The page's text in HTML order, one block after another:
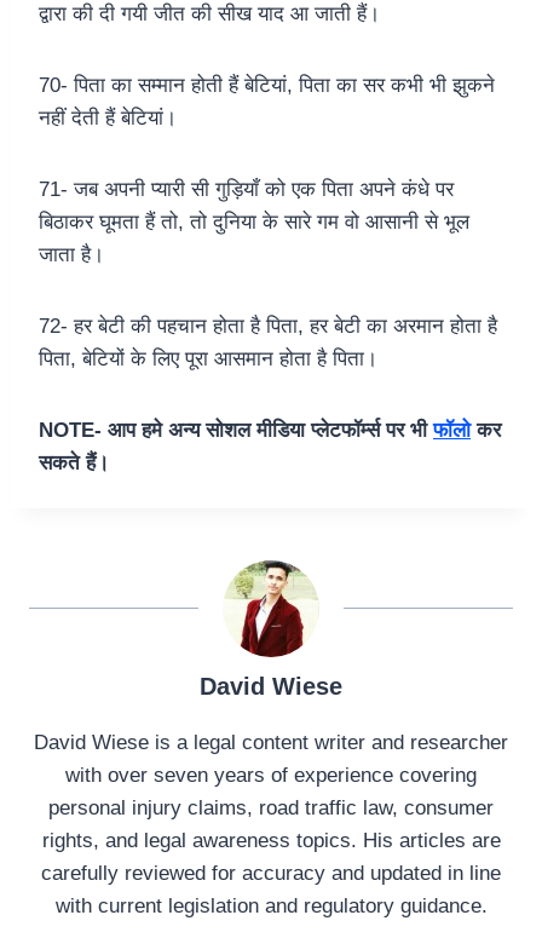
द्वारा की दी गयी जीत की सीख याद आ जाती हैं।
70- पिता का सम्मान होती हैं बेटियां, पिता का सर कभी भी झुकने
नहीं देती हैं बेटियां।
71- जब अपनी प्यारी सी गुड़ियाँ को एक पिता अपने कंधे पर
बिठाकर घूमता हैं तो, तो दुनिया के सारे गम वो आसानी से भूल
जाता है।
72- हर बेटी की पहचान होता है पिता, हर बेटी का अरमान होता है
पिता, बेटियों के लिए पूरा आसमान होता है पिता।
NOTE- आप हमे अन्य सोशल मीडिया प्लेटफॉर्म्स पर भीफॉलोकर
सकते हैं।
David Wiese
David Wiese is a legal content writer and researcher
with over seven years of experience covering
personal injury claims, road traffic law, consumer
rights, and legal awareness topics. His articles are
carefully reviewed for accuracy and updated in line
with current legislation and regulatory guidance.